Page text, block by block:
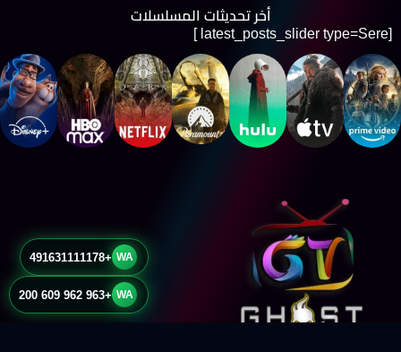
أخر تحديثات المسلسلات
[latest_posts_slider type=Sere ]
WA
+491631111178
WA
+963 962 609 200